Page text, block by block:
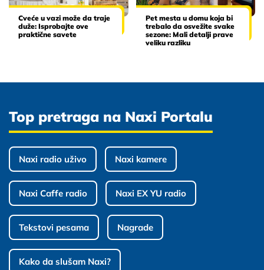
Cveće u vazi može da traje
duže: Isprobajte ove
praktične savete
Pet mesta u domu koja bi
trebalo da osvežite svake
sezone: Mali detalji prave
veliku razliku
Top pretraga na Naxi Portalu
Naxi radio uživo Naxi kamere
Naxi Caffe radio Naxi EX YU radio
Tekstovi pesama Nagrade
Kako da slušam Naxi?